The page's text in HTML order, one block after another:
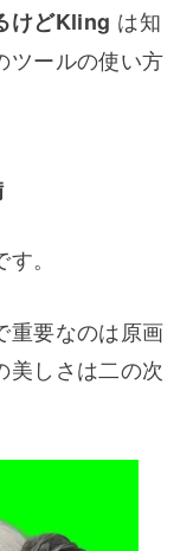
けどKling は知
ツールの使い方
。
重要なのは原画
美しさは二の次